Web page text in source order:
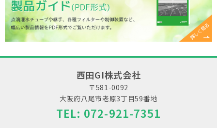
西田GI株式会社
〒581-0092
大阪府八尾市老原3丁目59番地
TEL: 072-921-7351